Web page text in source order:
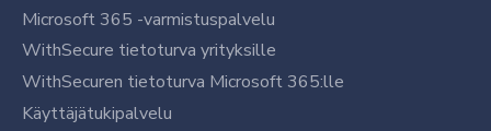
Microsoft 365 -varmistuspalvelu
WithSecure tietoturva yrityksille
WithSecuren tietoturva Microsoft 365:lle
Käyttäjätukipalvelu